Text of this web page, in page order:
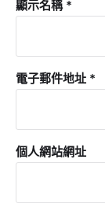
顯示名稱 *
電子郵件地址 *
個人網站網址